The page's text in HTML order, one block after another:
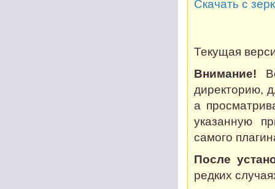
Скачать с
Текущая
Внимание!
директорию,
а
указанную
самого
После
редких